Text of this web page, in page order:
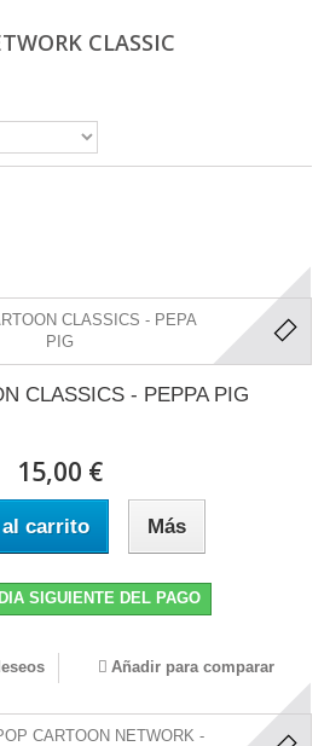
CLASSIC
CLASSICS - PEPPA PIG
15,00 €
carrito Más
SIGUIENTE DEL PAGO
Añadir para comparar